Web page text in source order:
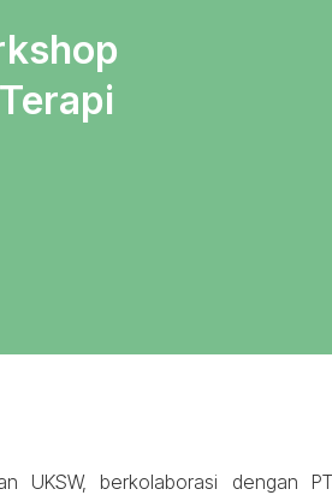
UKSW, berkolaborasi dengan